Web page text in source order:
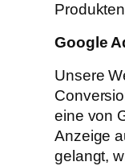
Produkten
Google
Unsere
eine von
Anzeige
gelangt,